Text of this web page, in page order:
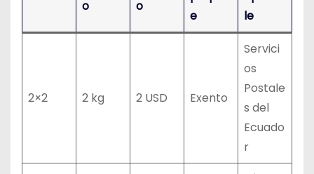
o
o
e
le
2×2 2 kg 2 USD Exento
Servici
os
Postale
s del
Ecuado
r